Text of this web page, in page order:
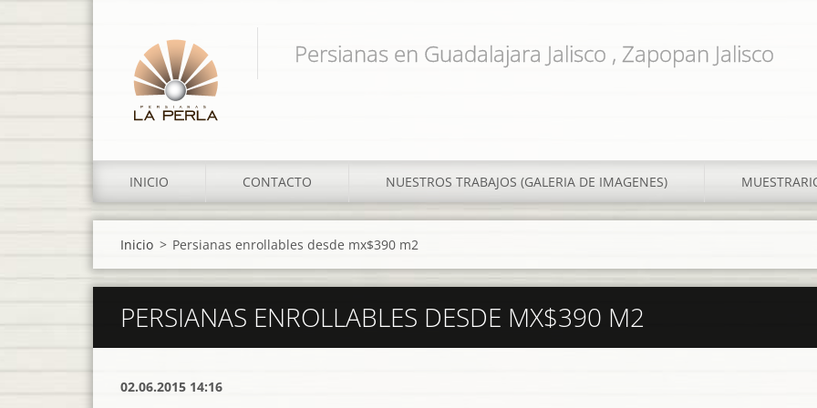
Persianas en Guadalajara Jalisco , Zapopan Jalisco
INICIO CONTACTO NUESTROS TRABAJOS (GALERIA DE IMAGENES)
Inicio > Persianas enrollables desde mx$390 m2
PERSIANAS ENROLLABLES DESDE MX$390 M2
02.06.2015 14:16